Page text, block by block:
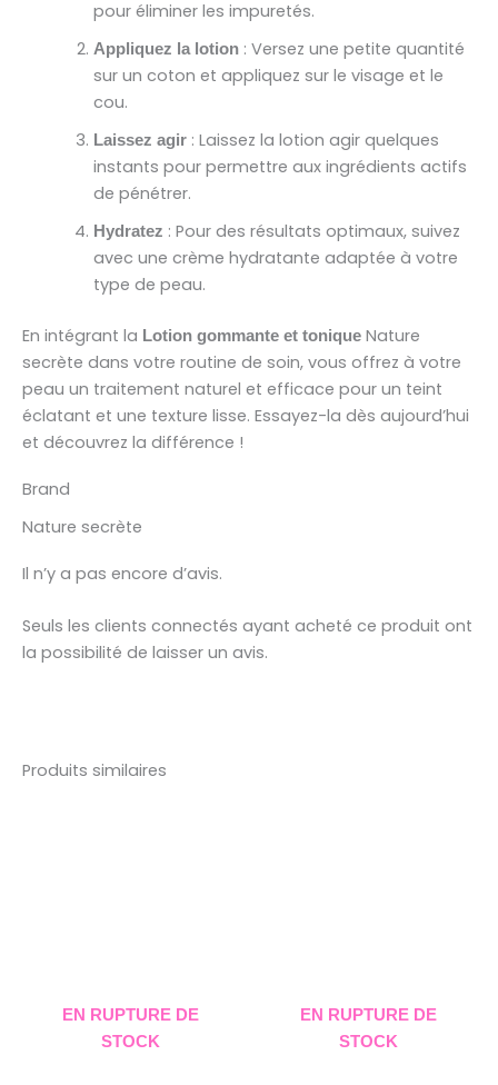
pour éliminer les impuretés.
Appliquez la lotion: Versez une petite quantité
sur un coton et appliquez sur le visage et le
cou.
Laissez agir: Laissez la lotion agir quelques
instants pour permettre aux ingrédients actifs
de pénétrer.
Hydratez : Pour des résultats optimaux, suivez
avec une crème hydratante adaptée à votre
type de peau.
En intégrant la Lotion gommante et tonique Nature
secrète dans votre routine de soin, vous offrez à votre
peau un traitement naturel et efficace pour un teint
éclatant et une texture lisse. Essayez-la dès aujourd’hui
et découvrez la différence !
Brand
Nature secrète
Il n’y a pas encore d’avis.
Seuls les clients connectés ayant acheté ce produit ont
la possibilité de laisser un avis.
Produits similaires
EN RUPTURE DE
STOCK
EN RUPTURE DE
STOCK